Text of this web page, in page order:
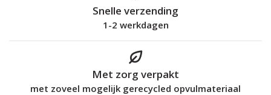
Snelle verzending
1-2 werkdagen
Met zorg verpakt
met zoveel mogelijk gerecycled opvulmateriaal